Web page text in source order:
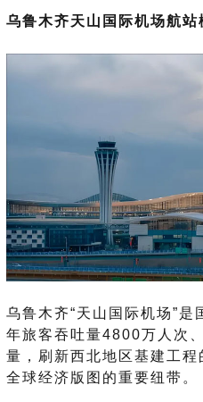
乌鲁木齐天山国际机场航站
乌鲁木齐“天山国际机场”是
年旅客吞吐量4800万人次
量，刷新西北地区基建工
全球经济版图的重要纽带。